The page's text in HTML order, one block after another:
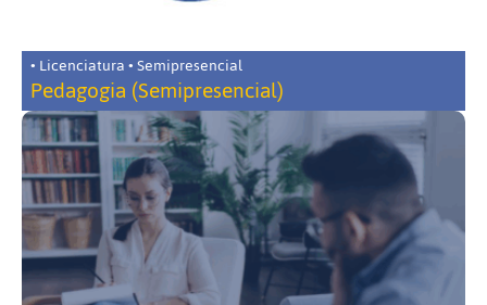
• Licenciatura • Semipresencial
Pedagogia (Semipresencial)